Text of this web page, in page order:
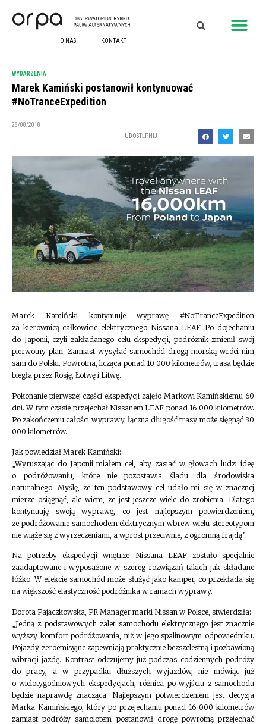
O NAS KONTAKT
WYDARZENIA
Marek Kamiński postanowił kontynuować
#NoTranceExpedition
28/08/2018
UDOSTĘPNIJ
Marek Kamiński kontynuuje wyprawę #NoTranceExpedition
za kierownicą całkowicie elektrycznego Nissana LEAF. Po dojechaniu
do Japonii, czyli zakładanego celu ekspedycji, podróżnik zmienił swój
pierwotny plan. Zamiast wysyłać samochód drogą morską wróci nim
sam do Polski. Powrotna, licząca ponad 10 000 kilometrów, trasa będzie
biegła przez Rosję, Łotwę i Litwę.
Pokonanie pierwszej części ekspedycji zajęło Markowi Kamińskiemu 60
dni. W tym czasie przejechał Nissanem LEAF ponad 16 000 kilometrów.
Po zakończeniu całości wyprawy, łączna długość trasy może sięgnąć 30
000 kilometrów.
Jak powiedział Marek Kamiński:
„Wyruszając do Japonii miałem cel, aby zasiać w głowach ludzi ideę
o podróżowaniu, które nie pozostawia śladu dla środowiska
naturalnego. Myślę, że ten podstawowy cel udało mi się w znacznej
mierze osiągnąć, ale wiem, że jest jeszcze wiele do zrobienia. Dlatego
kontynuuję swoją wyprawę, co jest najlepszym potwierdzeniem,
że podróżowanie samochodem elektrycznym wbrew wielu stereotypom
nie wiąże się z wyrzeczeniami, a wprost przeciwnie, z ogromną frajdą”.
Na potrzeby ekspedycji wnętrze Nissana LEAF zostało specjalnie
zaadaptowane i wyposażone w szereg rozwiązań takich jak składane
łóżko. W efekcie samochód może służyć jako kamper, co przekłada się
na większość elastyczność podróżnika w ramach wyprawy.
Dorota Pajączkowska, PR Manager marki Nissan w Polsce, stwierdziła:
„Jedną z podstawowych zalet samochodu elektrycznego jest znacznie
wyższy komfort podróżowania, niż w jego spalinowym odpowiedniku.
Pojazdy zeroemisyjne zapewniają praktycznie bezszelestną i pozbawioną
wibracji jazdę. Kontrast odczujemy już podczas codziennych podróży
do pracy, a w przypadku dłuższych wyjazdów, nie mówiąc już
o wielotygodniowych ekspedycjach, różnica po wyjściu z samochodu
będzie naprawdę znacząca. Najlepszym potwierdzeniem jest decyzja
Marka Kamińskiego, który po przejechaniu ponad 16 000 kilometrów
zamiast podróży samolotem postanowił drogę powrotną przejechać